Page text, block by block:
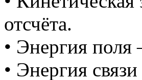
отсчёта.
• Энергия
• Энергия